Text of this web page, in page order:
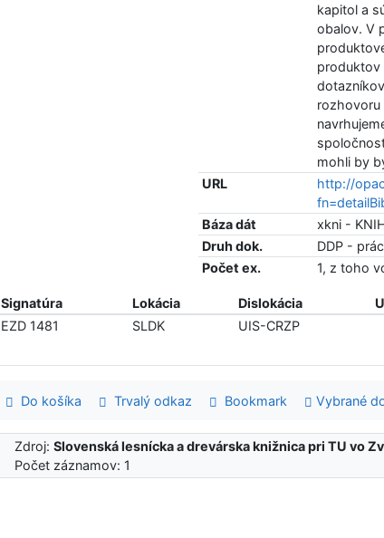
kapitol a
obalov. V
produktov
rozhovoru
mohli by
URL
http://
Báza dát
xkni -
Druh dok.
DDP -
Počet ex.
1, z toho
Signatúra Lokácia Dislokácia
EZD 1481
SLDK UIS-CRZP
Do košíka Trvalý odkaz Bookmark Vybrané
Zdroj:Slovenská lesnícka a drevárska knižnica pri TU vo
Počet záznamov: 1